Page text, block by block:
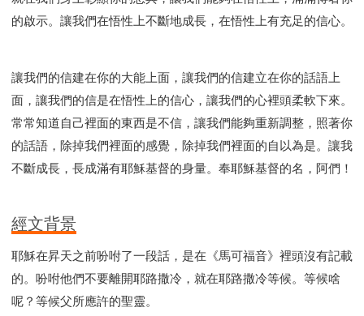
的啟示。讓我們在悟性上不斷地成長，在悟性上有充足的信心。
讓我們的信建在你的大能上面，讓我們的信建立在你的話語上
面，讓我們的信是在悟性上的信心，讓我們的心裡頭柔軟下來。
常常知道自己裡面的東西是不信，讓我們能夠重新調整，照著你
的話語，除掉我們裡面的感覺，除掉我們裡面的自以為是。讓我
不斷成長，長成滿有耶穌基督的身量。奉耶穌基督的名，阿們！
經文背景
耶穌在昇天之前吩咐了一段話，是在《馬可福音》裡頭沒有記載
的。吩咐他們不要離開耶路撒冷，就在耶路撒冷等候。等候啥
呢？等候父所應許的聖靈。